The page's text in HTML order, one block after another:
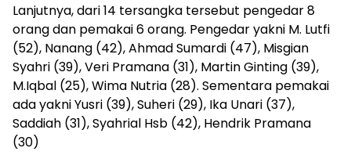
Lanjutnya, dari 14 tersangka tersebut pengedar 8
orang dan pemakai 6 orang. Pengedar yakni M. Lutfi
(52), Nanang (42), Ahmad Sumardi (47), Misgian
Syahri (39), Veri Pramana (31), Martin Ginting (39),
M.Iqbal (25), Wima Nutria (28). Sementara pemakai
ada yakni Yusri (39), Suheri (29), Ika Unari (37),
Saddiah (31), Syahrial Hsb (42), Hendrik Pramana
(30)